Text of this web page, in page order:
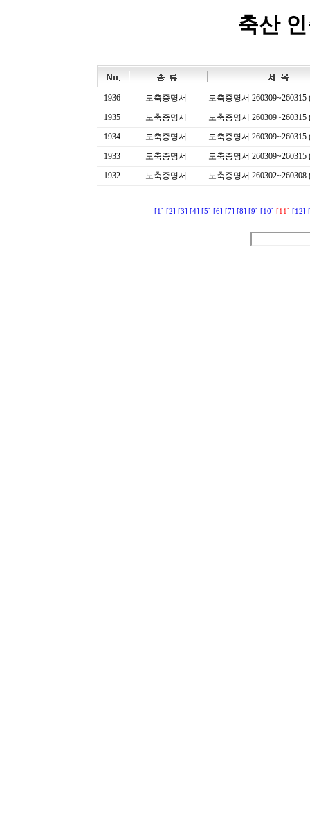
축산
1936 도축증명서
도축증명서 260309~260315
1935
도축증명서
도축증명서 260309~260315
1934
도축증명서
도축증명서 260309~260315
1933
도축증명서
도축증명서 260309~260315
1932
도축증명서 도축증명서 260302~260308
[1] [2] [3] [4] [5] [6] [7] [8] [9] [10] [11] [12]